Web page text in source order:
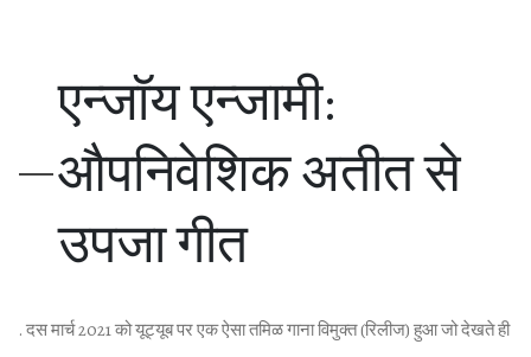
एन्‍जॉय एन्‍जामी:
औपन‍िवेश‍िक अतीत से
उपजा गीत
. दस मार्च 2021 को यूट्यूब पर एक ऐसा तम‍िळ गाना व‍िमुक्‍त (र‍िलीज) हुआ जो देखते ही